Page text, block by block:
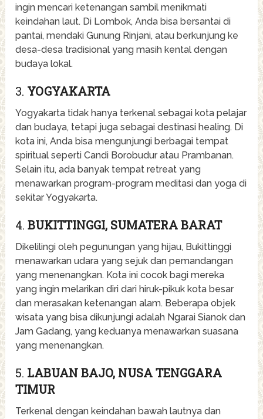
ingin mencari ketenangan sambil menikmati
keindahan laut. Di Lombok, Anda bisa bersantai di
pantai, mendaki Gunung Rinjani, atau berkunjung ke
desa-desa tradisional yang masih kental dengan
budaya lokal.
3. YOGYAKARTA
Yogyakarta tidak hanya terkenal sebagai kota pelajar
dan budaya, tetapi juga sebagai destinasi healing. Di
kota ini, Anda bisa mengunjungi berbagai tempat
spiritual seperti Candi Borobudur atau Prambanan.
Selain itu, ada banyak tempat retreat yang
menawarkan program-program meditasi dan yoga di
sekitar Yogyakarta.
4.BUKITTINGGI, SUMATERA BARAT
Dikelilingi oleh pegunungan yang hijau, Bukittinggi
menawarkan udara yang sejuk dan pemandangan
yang menenangkan. Kota ini cocok bagi mereka
yang ingin melarikan diri dari hiruk-pikuk kota besar
dan merasakan ketenangan alam. Beberapa objek
wisata yang bisa dikunjungi adalah Ngarai Sianok dan
Jam Gadang, yang keduanya menawarkan suasana
yang menenangkan.
5. LABUAN BAJO, NUSA TENGGARA
TIMUR
Terkenal dengan keindahan bawah lautnya dan